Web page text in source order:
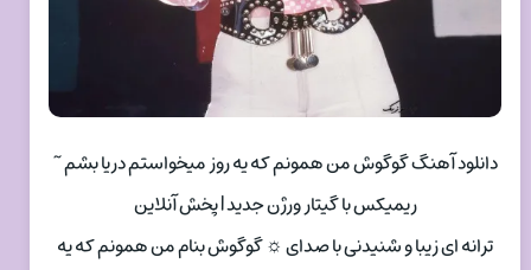
دانلود آهنگ گوگوش من همونم که یه روز میخواستم دریا بشم ~
ریمیکس با گیتار ورژن جدید | پخش آنلاین
ترانه ای زیبا و شنیدنی با صدای ☼ گوگوش بنام من همونم که یه